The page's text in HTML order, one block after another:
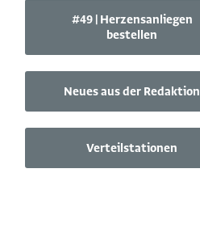
#49 | Herzensanliegen
bestellen
Neues aus der Redaktion
Verteilstationen